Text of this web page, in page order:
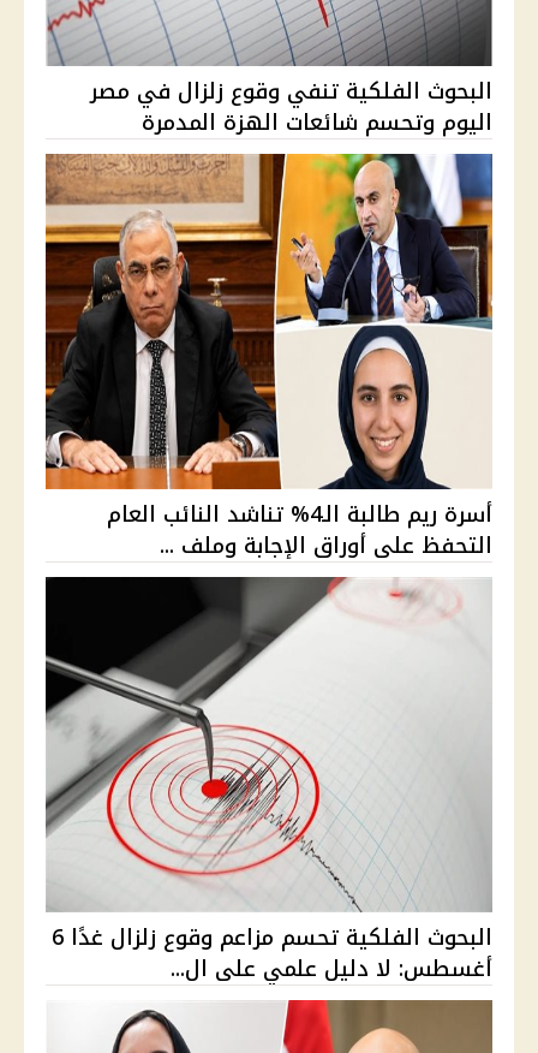
البحوث الفلكية تنفي وقوع زلزال في مصر
اليوم وتحسم شائعات الهزة المدمرة
أسرة ريم طالبة الـ4% تناشد النائب العام
التحفظ على أوراق الإجابة وملف ...
البحوث الفلكية تحسم مزاعم وقوع زلزال غدًا 6
أغسطس: لا دليل علمي على ال...